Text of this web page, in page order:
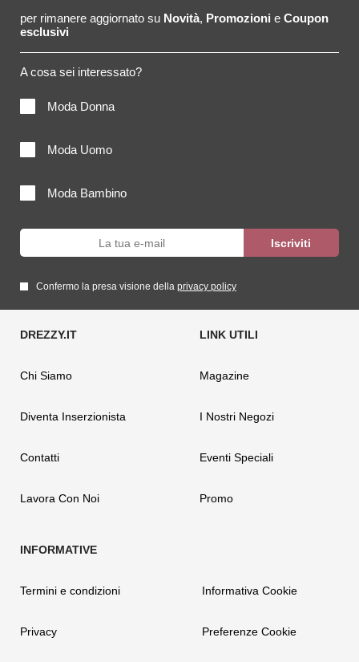
per rimanere aggiornato su Novità, Promozioni e Coupon
esclusivi
A cosa sei interessato?
Moda Donna
Moda Uomo
Moda Bambino
Confermo la presa visione della privacy policy
Chi Siamo
Diventa Inserzionista
Contatti
Lavora Con Noi
Magazine
I Nostri Negozi
Eventi Speciali
Promo
Termini e condizioni
Privacy
Informativa Cookie
Preferenze Cookie